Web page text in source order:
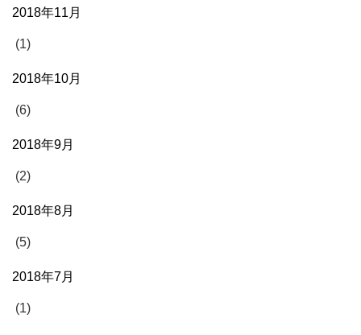
2018年11月
(1)
2018年10月
(6)
2018年9月
(2)
2018年8月
(5)
2018年7月
(1)